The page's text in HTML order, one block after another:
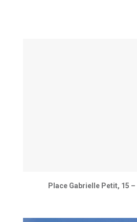
Place Gabrielle Petit, 15